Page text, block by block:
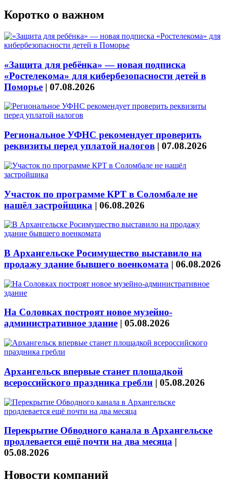
Коротко о важном
«Защита для ребёнка» — новая подписка
«Ростелекома» для кибербезопасности детей в
Поморье | 07.08.2026
Региональное УФНС рекомендует проверить
реквизиты перед уплатой налогов | 07.08.2026
Участок по программе КРТ в Соломбале не
нашёл застройщика | 06.08.2026
В Архангельске Росимущество выставило на
продажу здание бывшего военкомата | 06.08.2026
На Соловках построят новое музейно-
административное здание | 05.08.2026
Архангельск впервые станет площадкой
всероссийского праздника гребли | 05.08.2026
Перекрытие Обводного канала в Архангельске
продлевается ещё почти на два месяца |
05.08.2026
Новости компаний